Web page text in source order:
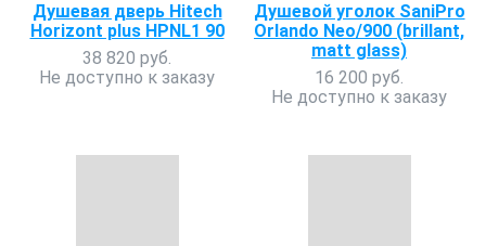
Душевая дверь Hitech
Horizont plus HPNL1 90
38 820 руб.
Не доступно к заказу
Душевой уголок SaniPro
Orlando Neo/900 (brillant,
matt glass)
16 200 руб.
Не доступно к заказу